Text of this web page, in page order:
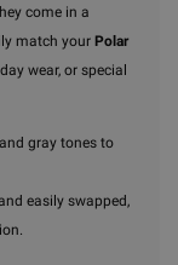
come in a
match your Polar
wear, or special
gray tones to
easily swapped,